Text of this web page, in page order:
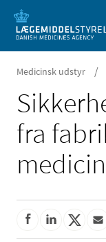
Medicinsk udstyr /
fra